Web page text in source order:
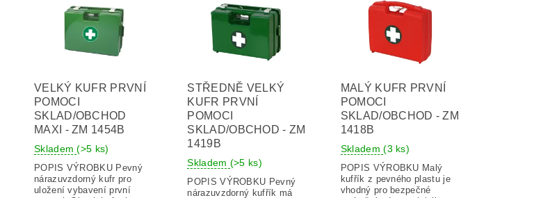
VELKÝ KUFR PRVNÍ
POMOCI
SKLAD/OBCHOD
MAXI - ZM 1454B
Skladem(>5 ks)
POPIS VÝROBKU Pevný
nárazuvzdorný kufr pro
uložení vybavení první
STŘEDNĚ VELKÝ
KUFR PRVNÍ
POMOCI
SKLAD/OBCHOD - ZM
1419B
Skladem (>5 ks)
POPIS VÝROBKU Pevný
nárazuvzdorný kufřík má
MALÝ KUFR PRVNÍ
POMOCI
SKLAD/OBCHOD - ZM
1418B
Skladem(3 ks)
POPIS VÝROBKU Malý
kufřík z pevného plastu je
vhodný pro bezpečné